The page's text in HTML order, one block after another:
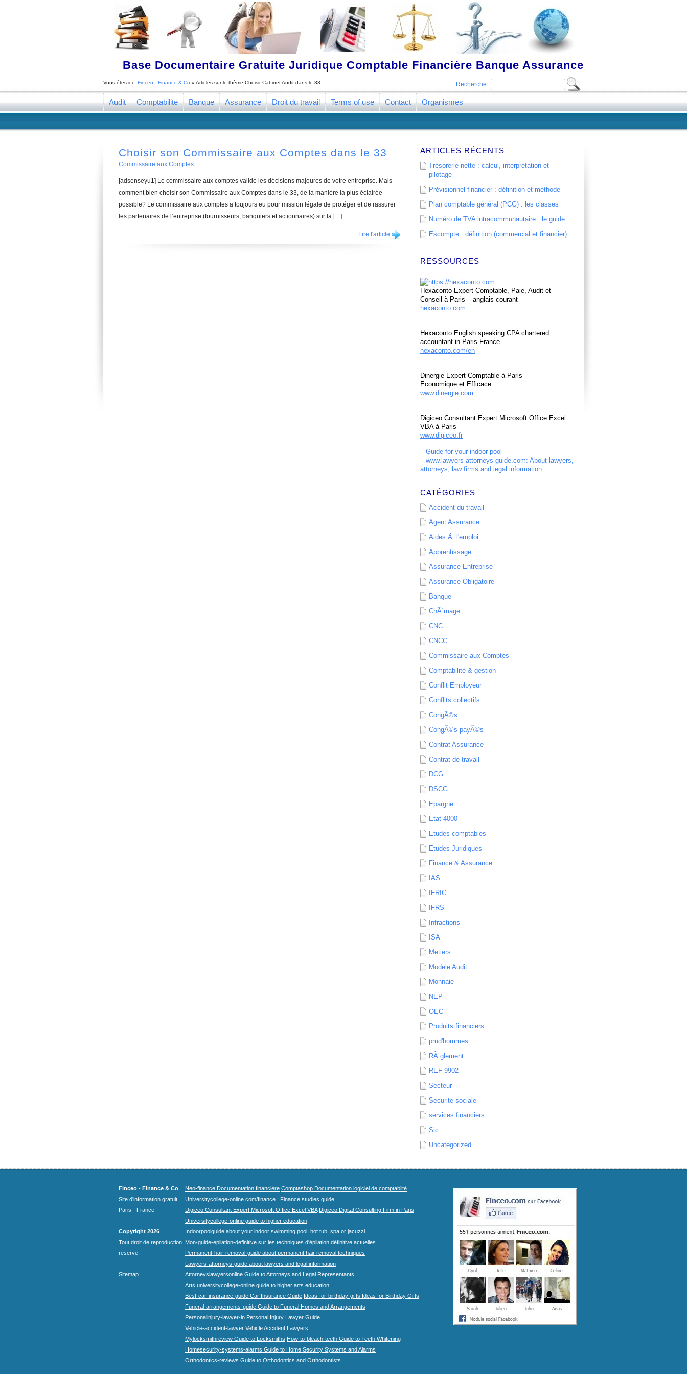
Base Documentaire Gratuite Juridique Comptable Financière Banque Assurance
Recherche
Vous êtes ici : Finceo - Finance & Co » Articles sur le thème Choisir Cabinet Audit dans le 33
Audit Comptabilite Banque Assurance Droit du travail Terms of use Contact Organismes
Choisir son Commissaire aux Comptes dans le 33
Commissaire aux Comptes
[adsenseyu1] Le commissaire aux comptes valide les décisions majeures de votre entreprise. Mais
comment bien choisir son Commissaire aux Comptes dans le 33, de la manière la plus éclairée
possible? Le commissaire aux comptes a toujours eu pour mission légale de protéger et de rassurer
les partenaires de l’entreprise (fournisseurs, banquiers et actionnaires) sur la […]
Lire l'article
ARTICLES RÉCENTS
Trésorerie nette : calcul, interprétation et
pilotage
Prévisionnel financier : définition et méthode
Plan comptable général (PCG) : les classes
Numéro de TVA intracommunautaire : le guide
Escompte : définition (commercial et financier)
RESSOURCES
Hexaconto Expert-Comptable, Paie, Audit et
Conseil à Paris – anglais courant
hexaconto.com
Hexaconto English speaking CPA chartered
accountant in Paris France
hexaconto.com/en
Dinergie Expert Comptable à Paris
Economique et Efficace
www.dinergie.com
Digiceo Consultant Expert Microsoft Office Excel
VBA à Paris
www.digiceo.fr
– Guide for your indoor pool
– www.lawyers-attorneys-guide.com: About lawyers,
attorneys, law firms and legal information
CATÉGORIES
Accident du travail
Agent Assurance
Aides Ã l'emploi
Apprentissage
Assurance Entreprise
Assurance Obligatoire
Banque
ChÃ´mage
CNC
CNCC
Commissaire aux Comptes
Comptabilité & gestion
Conflit Employeur
Conflits collectifs
CongÃ©s
CongÃ©s payÃ©s
Contrat Assurance
Contrat de travail
DCG
DSCG
Epargne
Etat 4000
Etudes comptables
Etudes Juridiques
Finance & Assurance
IAS
IFRIC
IFRS
Infractions
ISA
Metiers
Modele Audit
Monnaie
NEP
OEC
Produits financiers
prud'hommes
RÃ¨glement
REF 9902
Secteur
Securite sociale
services financiers
Sic
Uncategorized
Finceo - Finance & Co
Site d'information gratuit
Paris - France
Copyright 2026
Tout droit de reproduction
reserve.
Sitemap
Neo-finance Documentation financière Comptashop Documentation logiciel de comptablité
Universitycollege-online.com/finance : Finance studies guide
Digiceo Consultant Expert Microsoft Office Excel VBA Digiceo Digital Consulting Firm in Paris
Universitycollege-online guide to higher education
Indoorpoolguide about your indoor swimming pool, hot tub, spa or jacuzzi
Mon-guide-epilation-definitive sur les techniques d'épilation définitive actuelles
Permanent-hair-removal-guide about permanent hair removal techniques
Lawyers-attorneys-guide about lawyers and legal information
Attorneyslawyersonline Guide to Attorneys and Legal Representants
Arts.universitycollege-online guide to higher arts education
Best-car-insurance-guide Car Insurance Guide Ideas-for-birthday-gifts Ideas for Birthday Gifts
Funeral-arrangements-guide Guide to Funeral Homes and Arrangements
Personalinjury-lawyer-in Personal Injury Lawyer Guide
Vehicle-accident-lawyer Vehicle Accident Lawyers
Mylocksmithreview Guide to Locksmiths How-to-bleach-teeth Guide to Teeth Whitening
Homesecurity-systems-alarms Guide to Home Security Systems and Alarms
Orthodontics-reviews Guide to Orthodontics and Orthodontists